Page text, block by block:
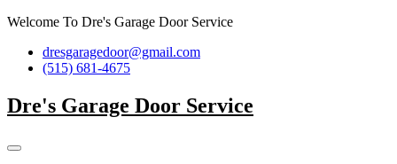
Skip
content
Welcome To Dre's Garage Door Service
dresgaragedoor@gmail.com
(515) 681-4675
Dre's Garage Door Service